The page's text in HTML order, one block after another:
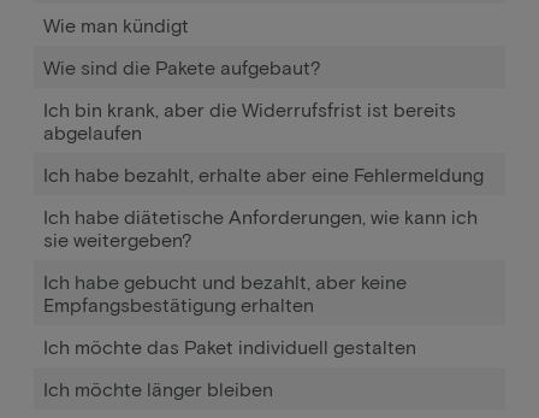
Wie man kündigt
Wie sind die Pakete aufgebaut?
Ich bin krank, aber die Widerrufsfrist ist bereits
abgelaufen
Ich habe bezahlt, erhalte aber eine Fehlermeldung
Ich habe diätetische Anforderungen, wie kann ich
sie weitergeben?
Ich habe gebucht und bezahlt, aber keine
Empfangsbestätigung erhalten
Ich möchte das Paket individuell gestalten
Ich möchte länger bleiben